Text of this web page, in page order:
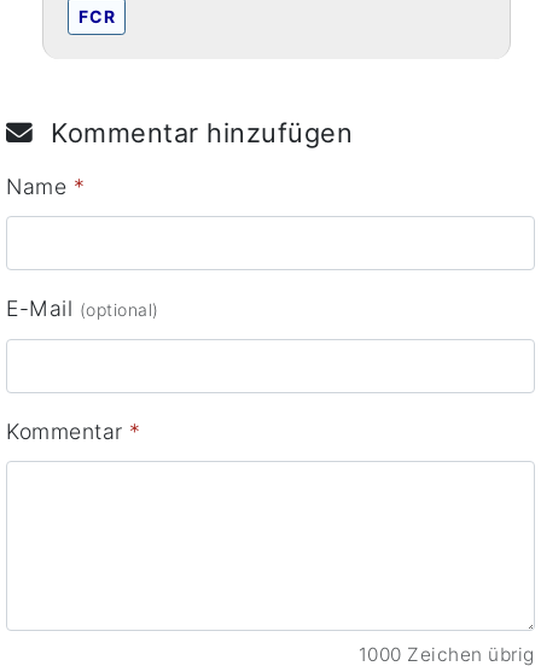
FCR
Kommentar hinzufügen
Name *
E-Mail (optional)
Kommentar *
1000 Zeichen übrig